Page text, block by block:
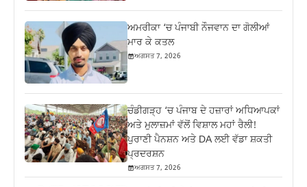
ਅਮਰੀਕਾ ‘ਚ ਪੰਜਾਬੀ ਨੌਜਵਾਨ ਦਾ ਗੋਲੀਆਂ
ਮਾਰ ਕੇ ਕਤਲ
ਅਗਸਤ 7, 2026
ਚੰਡੀਗੜ੍ਹ ‘ਚ ਪੰਜਾਬ ਦੇ ਹਜ਼ਾਰਾਂ ਅਧਿਆਪਕਾਂ
ਅਤੇ ਮੁਲਾਜ਼ਮਾਂ ਵੱਲੋਂ ਵਿਸ਼ਾਲ ਮਹਾਂ ਰੈਲੀ!
ਪੁਰਾਣੀ ਪੈਨਸ਼ਨ ਅਤੇ DA ਲਈ ਵੱਡਾ ਸ਼ਕਤੀ
ਪ੍ਰਦਰਸ਼ਨ
ਅਗਸਤ 7, 2026